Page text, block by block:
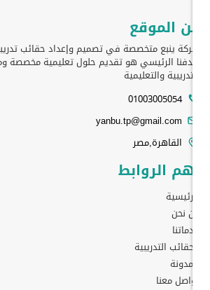
الموقع
ينبع متخصصة في تصميم وإعداد حقائب تدريبية
الرئيسي هو تقديم حلول تعليمية مخصصة
والتعليمية
01003005054
yanbu.tp@gmail.com
القاهرة,مصر
الروابط
نحن
التدريبية
معنا